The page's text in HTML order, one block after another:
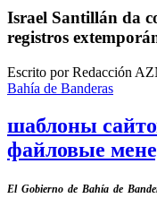
Israel Santillán da
registros
Escrito por Redacción
Bahía de Banderas
шаблоны
файловые
El Gobierno de Bahía de